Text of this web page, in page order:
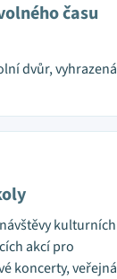
času
dvůr, vyhrazená
kulturních
akcí pro
koncerty, veřejná